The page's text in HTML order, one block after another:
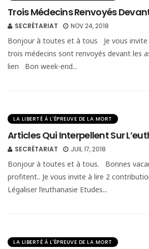
Trois Médecins Renvoyés
SECRÉTARIAT NOV 24, 2018
Bonjour à toutes et à tous Je vous invite
trois médecins sont renvoyés devant les
lien Bon week-end...
LA LIBERTÉ À L'ÉPREUVE DE LA MORT
Articles Qui Interpellent Sur
SECRÉTARIAT JUIL 17, 2018
Bonjour à toutes et à tous. Bonnes
profitent.. Je vous invite à lire 2
Légaliser l’euthanasie Etudes...
LA LIBERTÉ À L'ÉPREUVE DE LA MORT